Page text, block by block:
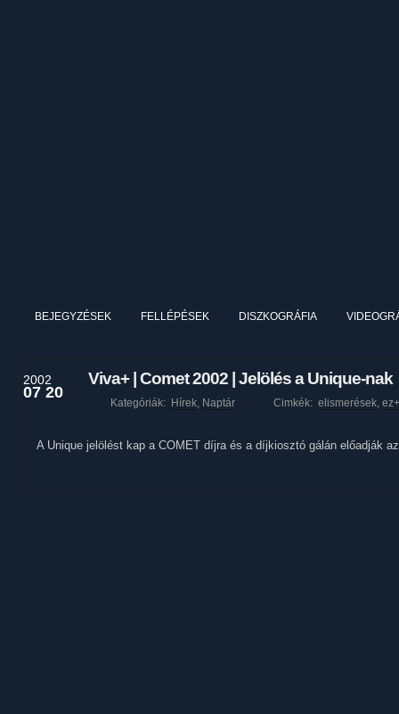
BEJEGYZÉSEK FELLÉPÉSEK DISZKOGRÁFIA
2002
07 20
Viva+ | Comet 2002 | Jelölés a Unique-nak
Kategóriák: Hírek, Naptár Cimkék: elismerések,
A Unique jelölést kap a COMET díjra és a díjkiosztó gálán előadják